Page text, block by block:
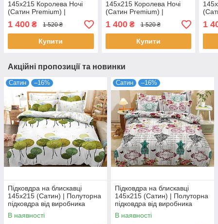
145х215 Королева Ночі
(Сатин Premium) |
Полуторна | Пір'я на
темному та жовтому
1 400 ₴ 1 520 ₴
Купити
145х215 Королева Ночі
(Сатин Premium) |
Полуторна | Однотонний
бузковий
1 400₴ 1 520 ₴
Купити
1
Акційні пропозиції та новинки
Сатин –16%
Підковдра на блискавці
145х215 (Сатин) | Полуторна
підковдра від виробника
"Королева Ночі" | Зелені
дерева на білому
В наявності
Сатин –16%
Підковдра на блискавці
145х215 (Сатин) | Полуторна
підковдра від виробника
"Королева Ночі" |
Різнокольорова абстракція
В наявності